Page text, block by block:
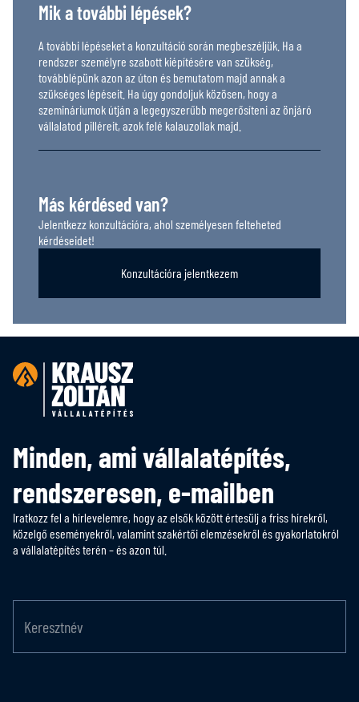
Mik a további lépések?
A további lépéseket a konzultáció során megbeszéljük. Ha a
rendszer személyre szabott kiépítésére van szükség,
továbblépünk azon az úton és bemutatom majd annak a
szükséges lépéseit. Ha úgy gondoljuk közösen, hogy a
szemináriumok útján a legegyszerűbb megerősíteni az önjáró
vállalatod pilléreit, azok felé kalauzollak majd.
Más kérdésed van?
Jelentkezz konzultációra, ahol személyesen felteheted
kérdéseidet!
Konzultációra jelentkezem
Minden, ami vállalatépítés,
rendszeresen, e-mailben
Iratkozz fel a hírlevelemre, hogy az elsők között értesülj a friss hírekről,
közelgő eseményekről, valamint szakértői elemzésekről és gyakorlatokról
a vállalatépítés terén – és azon túl.